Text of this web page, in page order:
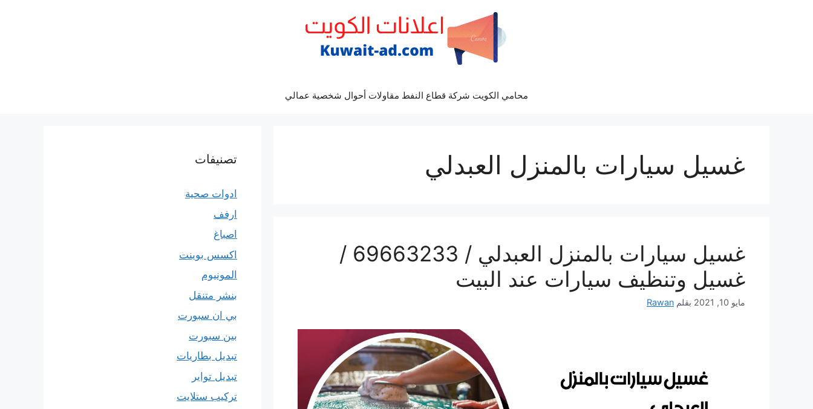
محامي الكويت شركة قطاع النفط مقاولات أحوال شخصية عمالي
غسيل سيارات بالمنزل العبدلي
غسيل سيارات بالمنزل العبدلي / 69663233 /
غسيل وتنظيف سيارات عند البيت
مايو 10, 2021 بقلم Rawan
تصنيفات
ادوات صحية
ارفف
اصباغ
اكسس بوينت
المونيوم
بنشر متنقل
بي ان سبورت
بين سبورت
تبديل بطاريات
تبديل تواير
تركيب ستلايت